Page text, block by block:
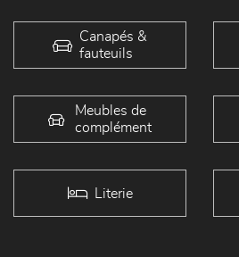
Canapés &
fauteuils
Meubles de
complément
Literie